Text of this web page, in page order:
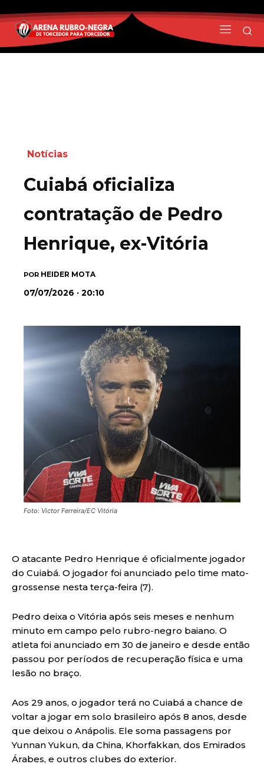
Notícias
Cuiabá oficializa
contratação de Pedro
Henrique, ex-Vitória
POR HEIDER MOTA
07/07/2026 · 20:10
Foto: Victor Ferreira/EC Vitória
O atacante Pedro Henrique é oficialmente jogador
do Cuiabá. O jogador foi anunciado pelo time mato-
grossense nesta terça-feira (7).
Pedro deixa o Vitória após seis meses e nenhum
minuto em campo pelo rubro-negro baiano. O
atleta foi anunciado em 30 de janeiro e desde então
passou por períodos de recuperação física e uma
lesão no braço.
Aos 29 anos, o jogador terá no Cuiabá a chance de
voltar a jogar em solo brasileiro após 8 anos, desde
que deixou o Anápolis. Ele soma passagens por
Yunnan Yukun, da China, Khorfakkan, dos Emirados
Árabes, e outros clubes do exterior.